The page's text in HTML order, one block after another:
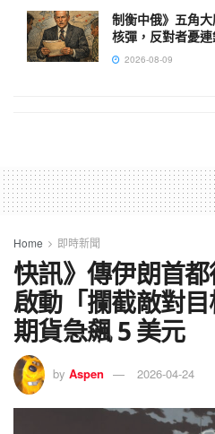
制衡中俄》五角
核彈，反對者憂
2026-08-09
Home 即時新聞
快訊》傳伊朗首
啟動「攔截敵對
期貨急飆 5 美元
by Aspen 2026-04-24